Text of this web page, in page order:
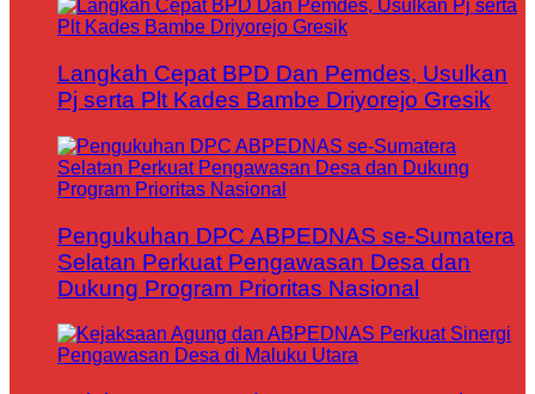
Langkah Cepat BPD Dan Pemdes, Usulkan
Pj serta Plt Kades Bambe Driyorejo Gresik
Pengukuhan DPC ABPEDNAS se-Sumatera
Selatan Perkuat Pengawasan Desa dan
Dukung Program Prioritas Nasional